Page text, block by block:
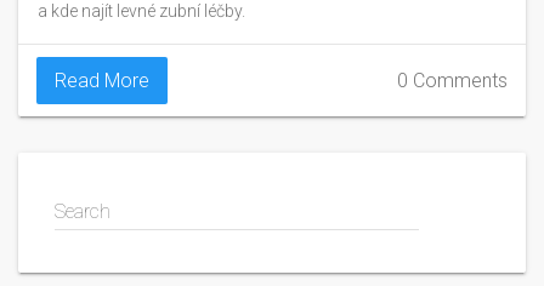
a kde najít levné zubní léčby.
Read More 0 Comments
Search